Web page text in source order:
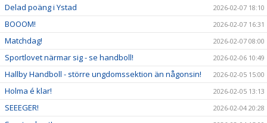
Delad poäng i Ystad 2026-02-07 18:10
BOOOM! 2026-02-07 16:31
Matchdag! 2026-02-07 08:00
Sportlovet närmar sig - se handboll! 2026-02-06 10:49
Hallby Handboll - större ungdomssektion än någonsin! 2026-02-05 15:00
Holma é klar! 2026-02-05 13:13
SEEEGER! 2026-02-04 20:28